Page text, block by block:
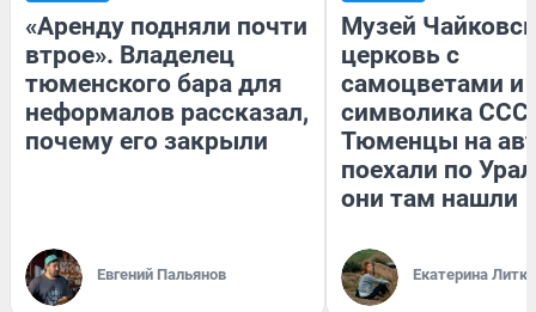
«Аренду подняли почти
втрое». Владелец
тюменского бара для
неформалов рассказал,
почему его закрыли
Евгений Пальянов
Музей
церковь с
самоцветами и
символика
Тюменцы на
поехали по
они там нашли
Екатерина